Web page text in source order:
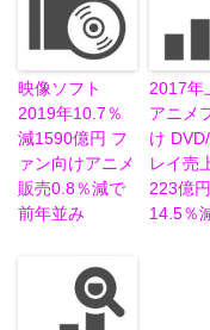
映像ソフト
2019年10.7％
減1590億円 フ
ァン向けアニメ
販売0.8％減で
前年並み
2017年
アニメ
け
レイ売
223億
14.5％